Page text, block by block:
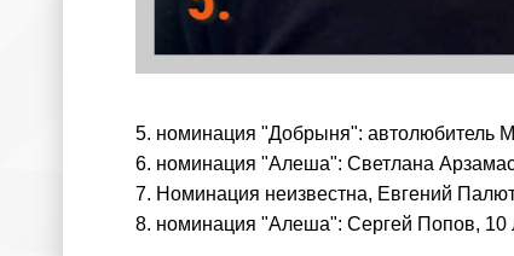
5. номинация "Добрыня": автолюбитель
6. номинация "Алеша": Светлана
7. Номинация неизвестна, Евгений
8. номинация "Алеша": Сергей Попов, 10